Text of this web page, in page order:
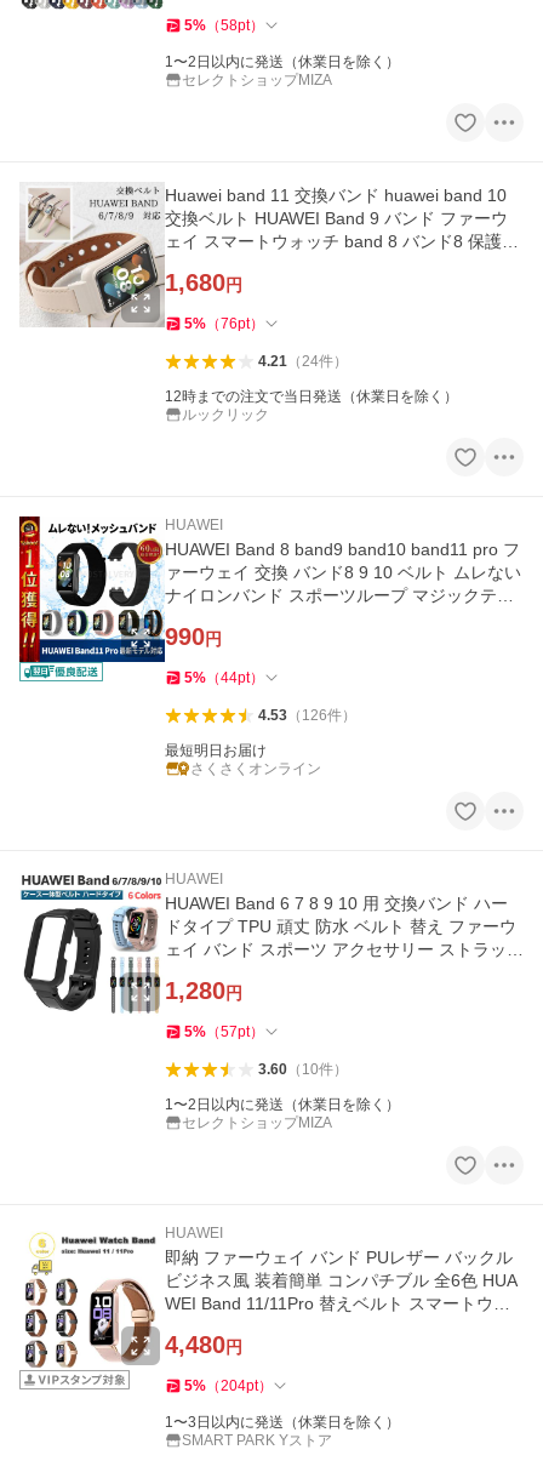
5% （58pt）
1〜2日以内に発送（休業日を除く）
セレクトショップMIZA
Huawei band 11 交換バンド huawei band 10
交換ベルト HUAWEI Band 9 バンド ファーウ
ェイ スマートウォッチ band 8 バンド8 保護ケ
1,680円
5% （76pt）
4.21（24件）
12時までの注文で当日発送（休業日を除く）
ルックリック
HUAWEI
HUAWEI Band 8 band9 band10 band11 pro フ
ァーウェイ 交換 バンド8 9 10 ベルト ムレない
ナイロンバンド スポーツループ マジックテー
990円
5% （44pt）
4.53（ 126件）
最短明日お届け
さくさくオンライン
HUAWEI
HUAWEI Band 6 7 8 9 10 用 交換バンド ハー
ドタイプ TPU 頑丈 防水 ベルト 替え ファーウ
ェイ バンド スポーツ アクセサリー ストラップ
1,280円
5% （57pt）
3.60（ 10件）
1〜2日以内に発送（休業日を除く）
セレクトショップMIZA
HUAWEI
即納 ファーウェイ バンド PUレザー バックル
ビジネス風 装着簡単 コンパチブル 全6色 HUA
WEI Band 11/11Pro 替えベルト スマートウォ
4,480円
5% （204pt）
1〜3日以内に発送（休業日を除く）
SMART PARK Yストア